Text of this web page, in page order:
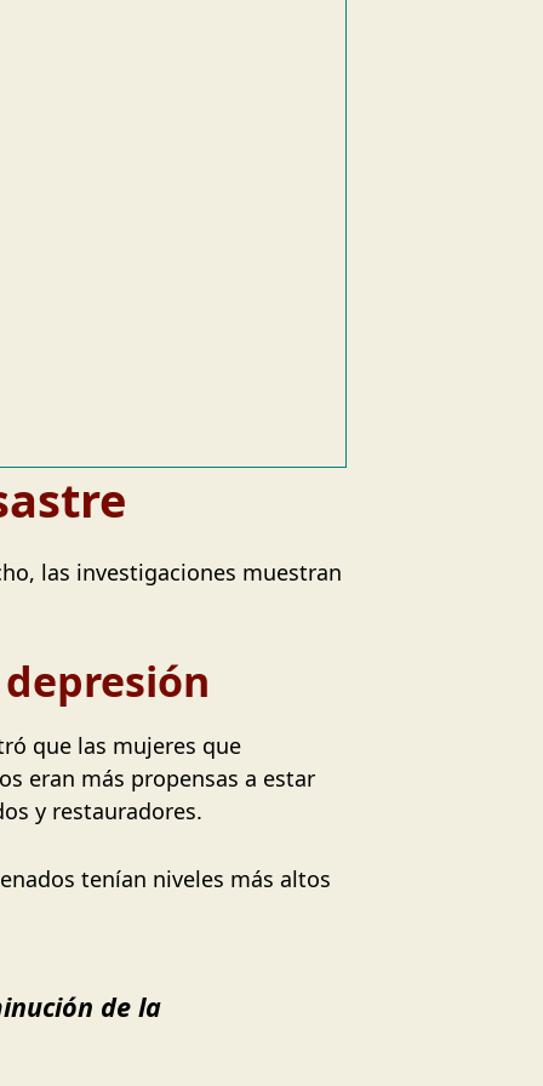
las investigaciones muestran
que las mujeres que
eran más propensas a estar
y restauradores.
tenían niveles más altos
de la